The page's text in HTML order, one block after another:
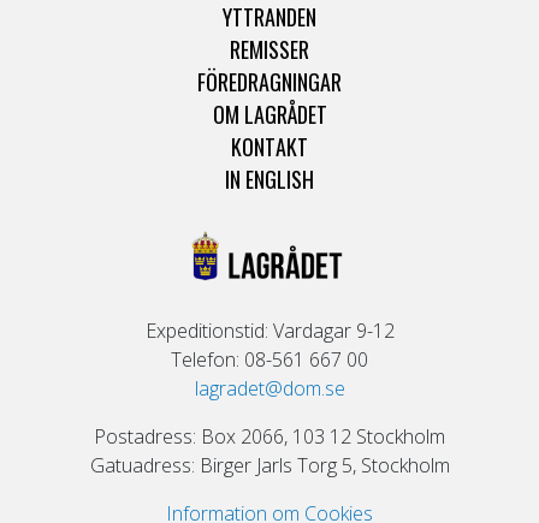
YTTRANDEN
REMISSER
FÖREDRAGNINGAR
OM LAGRÅDET
KONTAKT
IN ENGLISH
Expeditionstid: Vardagar 9-12
Telefon: 08-561 667 00
lagradet@dom.se
Postadress: Box 2066, 103 12 Stockholm
Gatuadress: Birger Jarls Torg 5, Stockholm
Information om Cookies